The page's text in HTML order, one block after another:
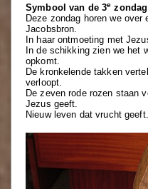
Symbool van de 3e
Deze zondag horen we
Jacobsbron.
In haar ontmoeting met
In de schikking zien we het
opkomt.
De kronkelende takken
verloopt.
De zeven rode rozen staan
Jezus geeft.
Nieuw leven dat vrucht geeft.